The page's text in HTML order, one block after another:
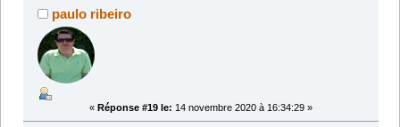
paulo ribeiro
« Réponse #19 le: 14 novembre 2020 à 16:34:29 »